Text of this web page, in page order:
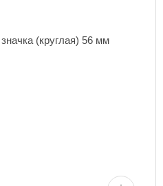
(круглая) 56 мм